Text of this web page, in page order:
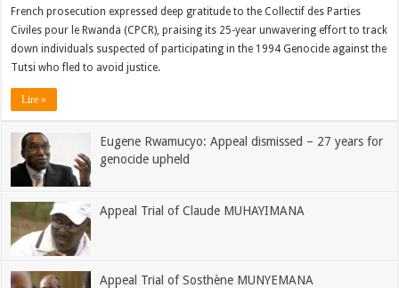
French prosecution expressed deep gratitude to the Collectif des Parties
Civiles pour le Rwanda (CPCR), praising its 25-year unwavering effort to track
down individuals suspected of participating in the 1994 Genocide against the
Tutsi who fled to avoid justice.
Lire »
Eugene Rwamucyo: Appeal dismissed – 27 years for
genocide upheld
Appeal Trial of Claude MUHAYIMANA
Appeal Trial of Sosthène MUNYEMANA